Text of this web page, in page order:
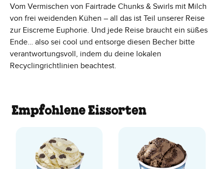
Vom Vermischen von Fairtrade Chunks & Swirls mit Milch
von frei weidenden Kühen – all das ist Teil unserer Reise
zur Eiscreme Euphorie. Und jede Reise braucht ein süßes
Ende… also sei cool und entsorge diesen Becher bitte
verantwortungsvoll, indem du deine lokalen
Recyclingrichtlinien beachtest.
Empfohlene Eissorten